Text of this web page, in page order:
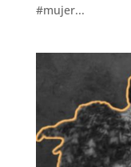
#mujer...